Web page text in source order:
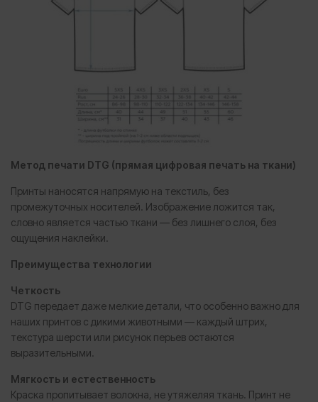
Метод печати DTG (прямая цифровая печать на ткани)
Принты наносятся напрямую на текстиль, без
промежуточных носителей. Изображение ложится так,
словно является частью ткани — без лишнего слоя, без
ощущения наклейки.
Преимущества технологии
Четкость
DTG передает даже мелкие детали, что особенно важно для
наших принтов с дикими животными — каждый штрих,
текстура шерсти или рисунок перьев остаются
выразительными.
Мягкость и естественность
Краска пропитывает волокна, не утяжеляя ткань. Принт не